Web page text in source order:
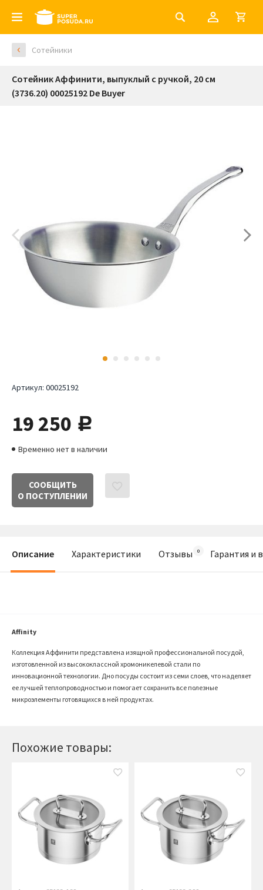
Сотейники
Сотейник Аффинити, выпуклый с ручкой, 20 см
(3736.20) 00025192 De Buyer
Артикул: 00025192
19 250 руб.
Временно нет в наличии
СООБЩИТЬ
О ПОСТУПЛЕНИИ
Похожие товары:
Описание Характеристики Отзывы Гарантия и
Affinity
Коллекция Аффинити представлена изящной профессиональной посудой,
изготовленной из высококлассной хромоникелевой стали по
инновационной технологии. Дно посуды состоит из семи слоев, что наделяет
ее лучшей теплопроводностью и помогает сохранить все полезные
микроэлементы готовящихся в ней продуктах.